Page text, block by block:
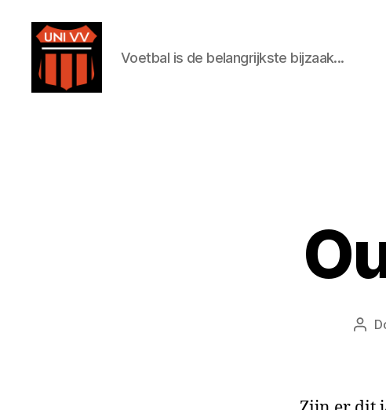
Voetbal is de belangrijkste bijzaak...